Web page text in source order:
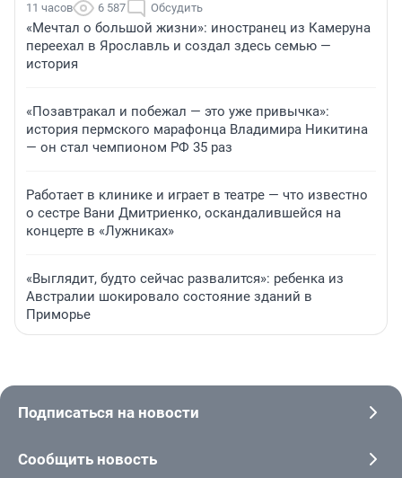
11 часов 6 587 Обсудить
«Мечтал о большой жизни»: иностранец из Камеруна
переехал в Ярославль и создал здесь семью —
история
«Позавтракал и побежал — это уже привычка»:
история пермского марафонца Владимира Никитина
— он стал чемпионом РФ 35 раз
Работает в клинике и играет в театре — что известно
о сестре Вани Дмитриенко, оскандалившейся на
концерте в «Лужниках»
«Выглядит, будто сейчас развалится»: ребенка из
Австралии шокировало состояние зданий в
Приморье
Подписаться на новости
Сообщить новость